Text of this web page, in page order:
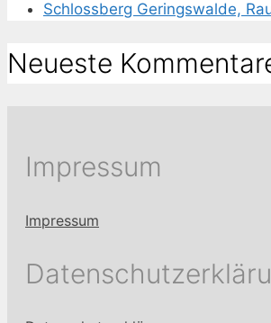
Schlossberg Geringswalde,
Neueste
Impressum
Impressum